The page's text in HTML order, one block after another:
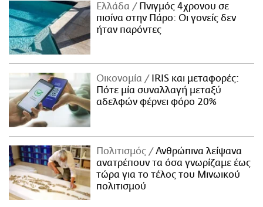
Ελλάδα
Πνιγμός 4χρονου σε
πισίνα στην Πάρο: Οι γονείς δεν
ήταν παρόντες
Οικονομία
IRIS και μεταφορές:
Πότε μία συναλλαγή μεταξύ
αδελφών φέρνει φόρο 20%
Πολιτισμός
Ανθρώπινα λείψανα
ανατρέπουν τα όσα γνωρίζαμε έως
τώρα για το τέλος του Μινωικού
πολιτισμού